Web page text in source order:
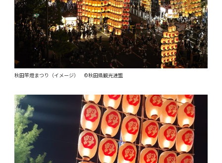
秋田竿燈まつり（イメージ） ©秋田県観光連盟